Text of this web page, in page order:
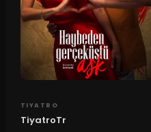
TIYATRO
TiyatroTr